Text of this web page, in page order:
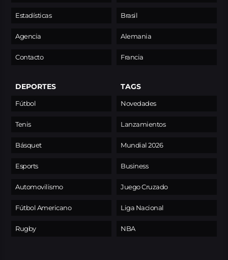
Estadísticas
Agencia
Contacto
Brasil
Alemania
Francia
DEPORTES
Fútbol
Tenis
Básquet
Esports
Automovilismo
Fútbol Americano
Rugby
TAGS
Novedades
Lanzamientos
Mundial 2026
Business
Juego Cruzado
Liga Nacional
NBA